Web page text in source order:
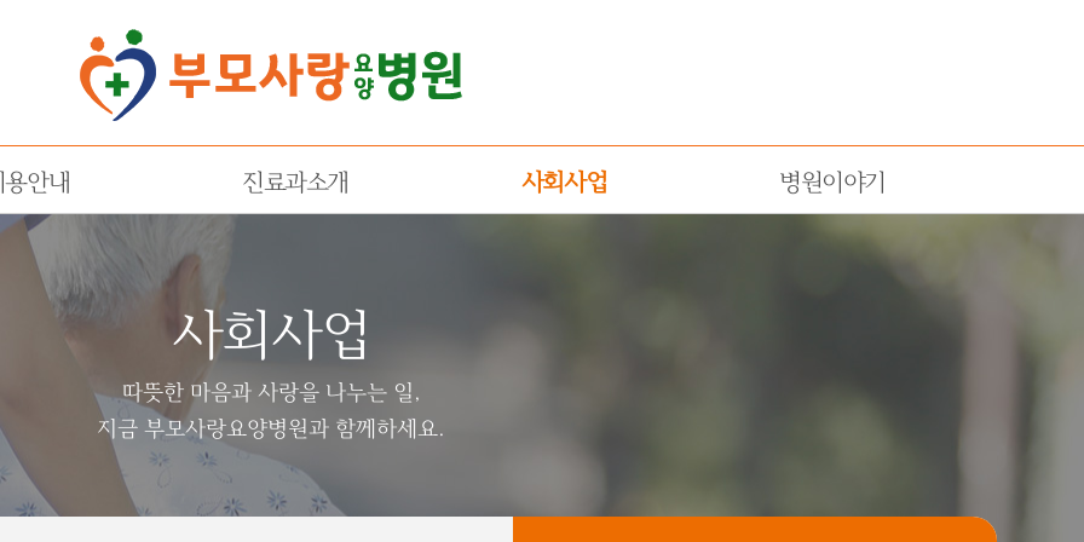
안내 진료과소개 사회사업 병원이야기
사회사업
따뜻한 마음과 사랑을 나누는 일,
지금 부모사랑요양병원과 함께하세요.